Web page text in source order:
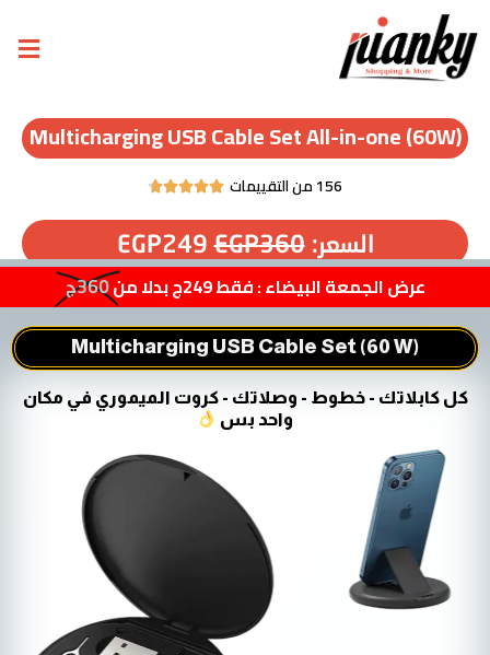
Multicharging USB Cable Set All-in-one (60W)
156 من التقييمات 




السعر: EGP360
EGP249
عرض الجمعة البيضاء : فقط 249ج بدلا من 360ج
Multicharging USB Cable Set (60 W)
كل كابلاتك - خطوط - وصلاتك - كروت الميموري في مكان
واحد بس